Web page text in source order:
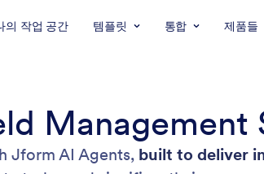
의 작업 공간 템플릿 통합 제품들
Management
Jform AI Agents,built to deliver